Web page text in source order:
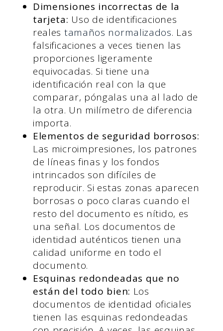
Dimensiones incorrectas de la
tarjeta: Uso de identificaciones
reales tamaños normalizados. Las
falsificaciones a veces tienen las
proporciones ligeramente
equivocadas. Si tiene una
identificación real con la que
comparar, póngalas una al lado de
la otra. Un milímetro de diferencia
importa.
Elementos de seguridad borrosos:
Las microimpresiones, los patrones
de líneas finas y los fondos
intrincados son difíciles de
reproducir. Si estas zonas aparecen
borrosas o poco claras cuando el
resto del documento es nítido, es
una señal. Los documentos de
identidad auténticos tienen una
calidad uniforme en todo el
documento.
Esquinas redondeadas que no
están del todo bien: Los
documentos de identidad oficiales
tienen las esquinas redondeadas